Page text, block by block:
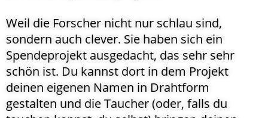
Weil die Forscher nicht nur schlau sind,
sondern auch clever. Sie haben sich ein
Spendeprojekt ausgedacht, das sehr sehr
schön ist. Du kannst dort in dem Projekt
deinen eigenen Namen in Drahtform
gestalten und die Taucher (oder, falls du